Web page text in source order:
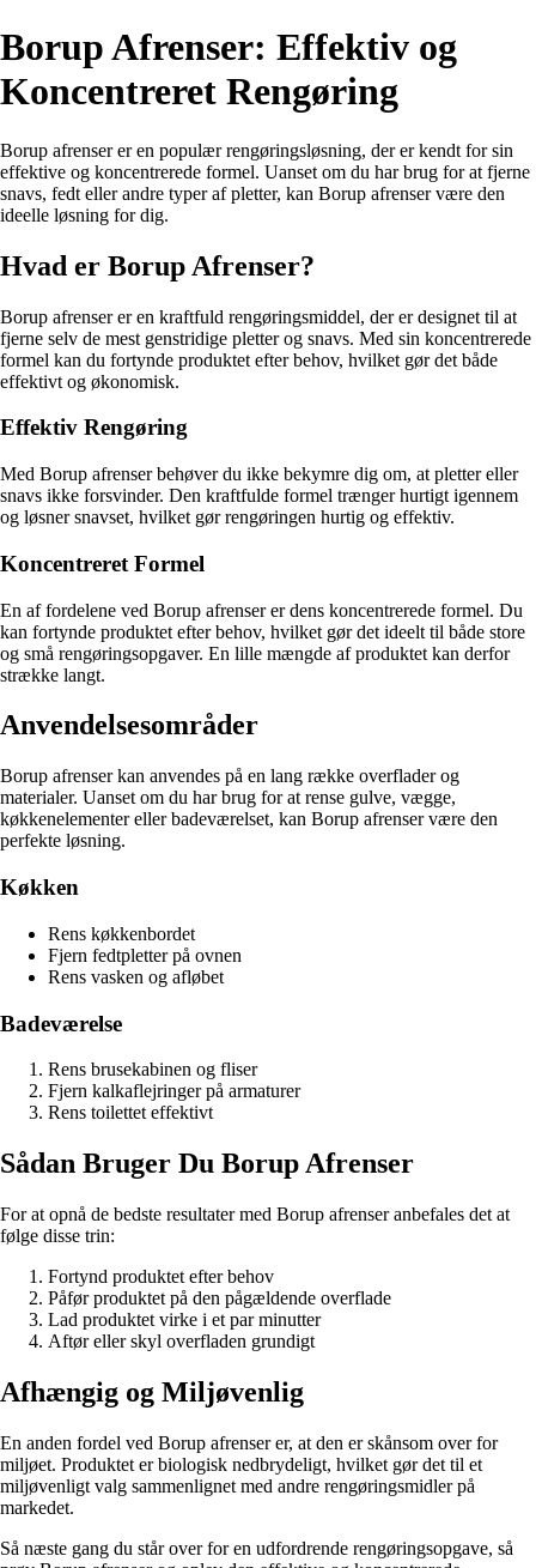
Borup Afrenser: Effektiv og
Koncentreret Rengøring
Borup afrenser er en populær rengøringsløsning, der er kendt for sin
effektive og koncentrerede formel. Uanset om du har brug for at fjerne
snavs, fedt eller andre typer af pletter, kan Borup afrenser være den
ideelle løsning for dig.
Hvad er Borup Afrenser?
Borup afrenser er en kraftfuld rengøringsmiddel, der er designet til at
fjerne selv de mest genstridige pletter og snavs. Med sin koncentrerede
formel kan du fortynde produktet efter behov, hvilket gør det både
effektivt og økonomisk.
Effektiv Rengøring
Med Borup afrenser behøver du ikke bekymre dig om, at pletter eller
snavs ikke forsvinder. Den kraftfulde formel trænger hurtigt igennem
og løsner snavset, hvilket gør rengøringen hurtig og effektiv.
Koncentreret Formel
En af fordelene ved Borup afrenser er dens koncentrerede formel. Du
kan fortynde produktet efter behov, hvilket gør det ideelt til både store
og små rengøringsopgaver. En lille mængde af produktet kan derfor
strække langt.
Anvendelsesområder
Borup afrenser kan anvendes på en lang række overflader og
materialer. Uanset om du har brug for at rense gulve, vægge,
køkkenelementer eller badeværelset, kan Borup afrenser være den
perfekte løsning.
Køkken
Rens køkkenbordet
Fjern fedtpletter på ovnen
Rens vasken og afløbet
Badeværelse
Rens brusekabinen og fliser
Fjern kalkaflejringer på armaturer
Rens toilettet effektivt
Sådan Bruger Du Borup Afrenser
For at opnå de bedste resultater med Borup afrenser anbefales det at
følge disse trin:
Fortynd produktet efter behov
Påfør produktet på den pågældende overflade
Lad produktet virke i et par minutter
Aftør eller skyl overfladen grundigt
Afhængig og Miljøvenlig
En anden fordel ved Borup afrenser er, at den er skånsom over for
miljøet. Produktet er biologisk nedbrydeligt, hvilket gør det til et
miljøvenligt valg sammenlignet med andre rengøringsmidler på
markedet.
Så næste gang du står over for en udfordrende rengøringsopgave, så